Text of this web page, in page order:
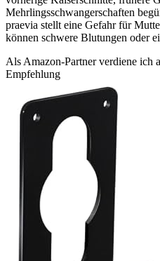
Mehrlingsschwangerschaften
praevia stellt eine Gefahr für
können schwere Blutungen oder
Als Amazon-Partner verdiene ich
Empfehlung